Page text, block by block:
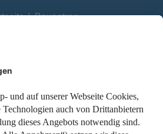
Bauantrag
schneller und stressfreier zur